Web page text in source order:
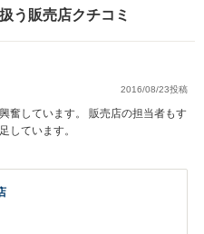
う販売店クチコミ
2016/08/23投稿
奮しています。 販売店の担当者もす
しています。